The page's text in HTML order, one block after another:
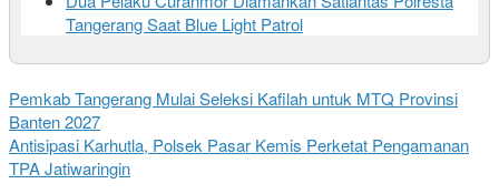
Tangerang Saat Blue Light Patrol
Pemkab Tangerang Mulai Seleksi Kafilah untuk MTQ Provinsi
Banten 2027
Antisipasi Karhutla, Polsek Pasar Kemis Perketat Pengamanan
TPA Jatiwaringin